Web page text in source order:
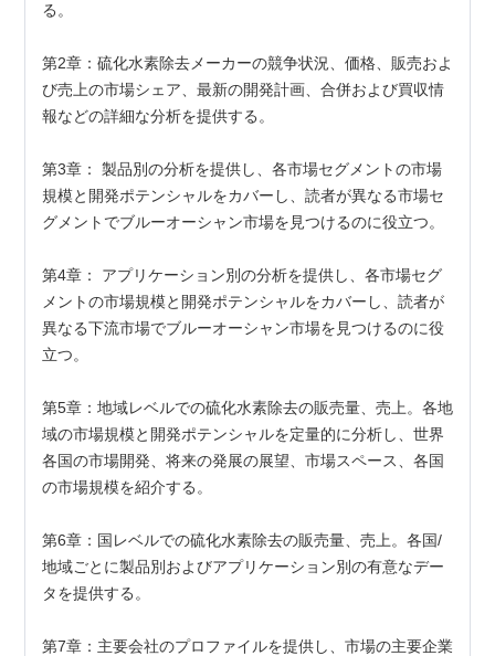
る。
第2章：硫化水素除去メーカーの競争状況、価格、販売およ
び売上の市場シェア、最新の開発計画、合併および買収情
報などの詳細な分析を提供する。
第3章： 製品別の分析を提供し、各市場セグメントの市場
規模と開発ポテンシャルをカバーし、読者が異なる市場セ
グメントでブルーオーシャン市場を見つけるのに役立つ。
第4章： アプリケーション別の分析を提供し、各市場セグ
メントの市場規模と開発ポテンシャルをカバーし、読者が
異なる下流市場でブルーオーシャン市場を見つけるのに役
立つ。
第5章：地域レベルでの硫化水素除去の販売量、売上。各地
域の市場規模と開発ポテンシャルを定量的に分析し、世界
各国の市場開発、将来の発展の展望、市場スペース、各国
の市場規模を紹介する。
第6章：国レベルでの硫化水素除去の販売量、売上。各国/
地域ごとに製品別およびアプリケーション別の有意なデー
タを提供する。
第7章：主要会社のプロファイルを提供し、市場の主要企業